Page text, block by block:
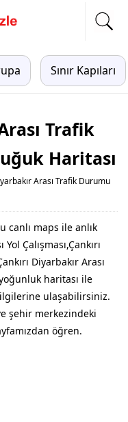
Sınır Kapıları
Trafik
Haritası
Arası Trafik Durumu
canlı maps ile anlık
Çalışması,Çankırı
Diyarbakır Arası
yoğunluk haritası ile
ulaşabilirsiniz.
şehir merkezindeki
öğren.